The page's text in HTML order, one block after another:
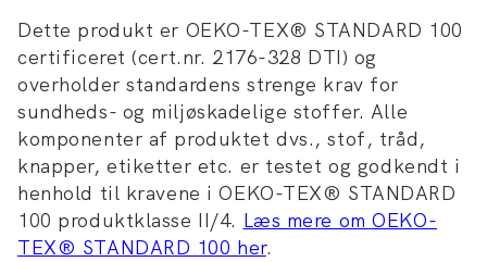
Dette produkt er OEKO-TEX® STANDARD 100
certificeret (cert.nr. 2176-328 DTI) og
overholder standardens strenge krav for
sundheds- og miljøskadelige stoffer. Alle
komponenter af produktet dvs., stof, tråd,
knapper, etiketter etc. er testet og godkendt i
henhold til kravene i OEKO-TEX® STANDARD
100 produktklasse II/4. Læs mere om OEKO-
TEX® STANDARD 100 her.